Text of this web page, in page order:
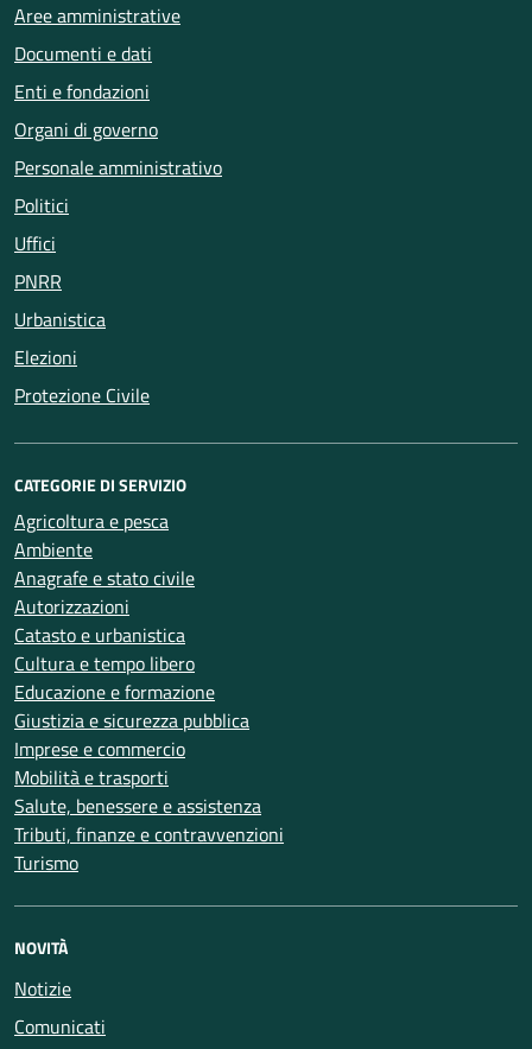
Aree amministrative
Documenti e dati
Enti e fondazioni
Organi di governo
Personale amministrativo
Politici
Uffici
PNRR
Urbanistica
Elezioni
Protezione Civile
CATEGORIE DI SERVIZIO
Agricoltura e pesca
Ambiente
Anagrafe e stato civile
Autorizzazioni
Catasto e urbanistica
Cultura e tempo libero
Educazione e formazione
Giustizia e sicurezza pubblica
Imprese e commercio
Mobilità e trasporti
Salute, benessere e assistenza
Tributi, finanze e contravvenzioni
Turismo
NOVITÀ
Notizie
Comunicati